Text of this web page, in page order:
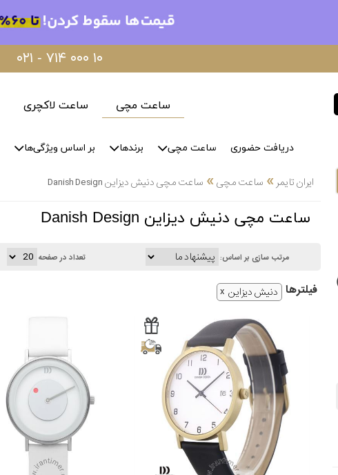
۰۲۱ - ۷۱۴ ۰۰۰ ۱۰
ساعت مچی ساعت لاکچری
دریافت حضوری ساعت مچی برندها بر اساس ویژگی‌ها
ایران تایمر » ساعت مچی» ساعت مچی دنیش دیزاین Danish Design
ساعت مچی دنیش دیزاین Danish Design
مرتب سازی بر اساس: تعداد در صفحه
فیلتر‌ها دنیش دیزاین